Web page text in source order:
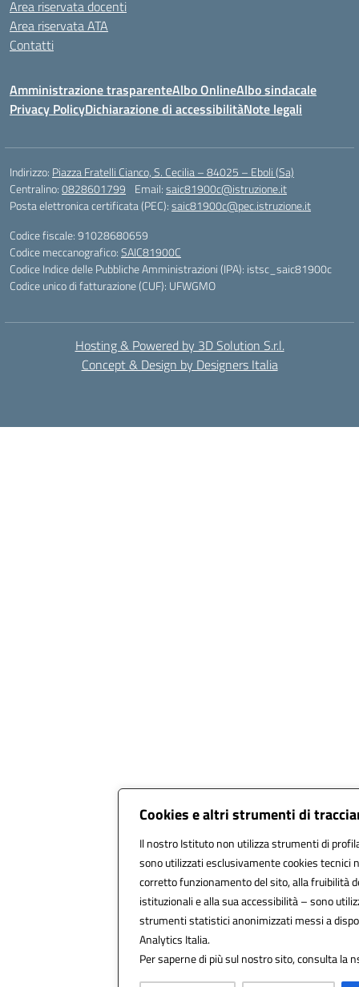
Cookies e altri strumenti di
Il nostro Istituto non utilizza strumenti di
sono utilizzati esclusivamente cookies tecnici
corretto funzionamento del sito, alla fruibilità
istituzionali e alla sua accessibilità – sono
strumenti statistici anonimizzati messi a
Analytics Italia.
Per saperne di più sul nostro sito, consulta la
Area riservata docenti
Area riservata ATA
Contatti
Amministrazione trasparenteAlbo OnlineAlbo sindacale
Privacy PolicyDichiarazione di accessibilitàNote legali
Indirizzo: Piazza Fratelli Cianco, S. Cecilia – 84025 – Eboli (Sa)
Centralino:0828601799 Email:saic81900c@istruzione.it
Posta elettronica certificata (PEC):saic81900c@pec.istruzione.it
Codice fiscale: 91028680659
Codice meccanografico:SAIC81900C
Codice Indice delle Pubbliche Amministrazioni (IPA): istsc_saic81900c
Codice unico di fatturazione (CUF): UFWGMO
Hosting & Powered by 3D Solution S.r.l.
Concept & Design by Designers Italia